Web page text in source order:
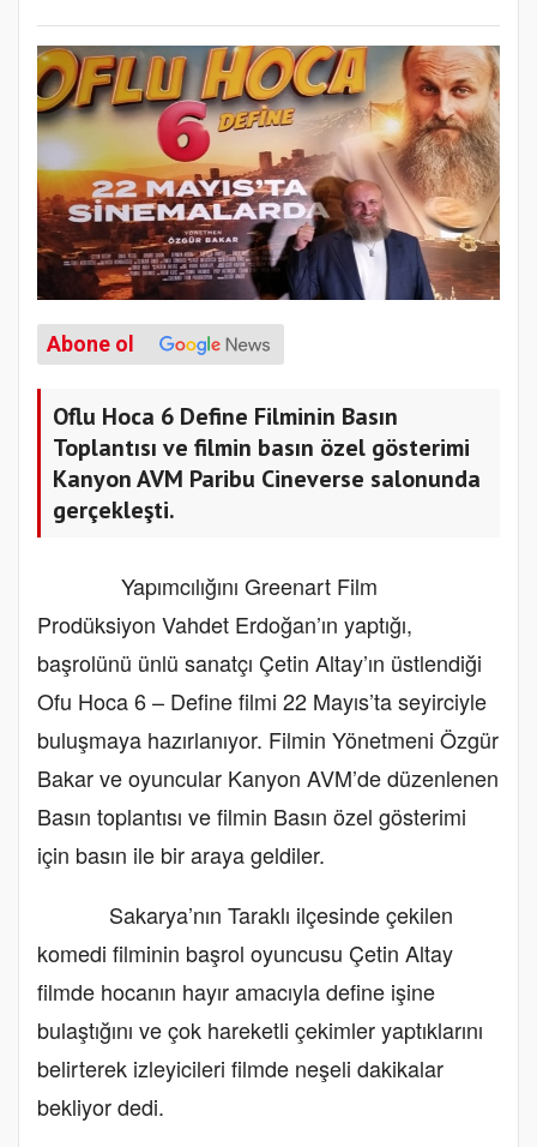
Abone ol
Oflu Hoca 6 Define Filminin Basın
Toplantısı ve filmin basın özel gösterimi
Kanyon AVM Paribu Cineverse salonunda
gerçekleşti.
Yapımcılığını Greenart Film
Prodüksiyon Vahdet Erdoğan’ın yaptığı,
başrolünü ünlü sanatçı Çetin Altay’ın üstlendiği
Ofu Hoca 6 – Define filmi 22 Mayıs’ta seyirciyle
buluşmaya hazırlanıyor. Filmin Yönetmeni Özgür
Bakar ve oyuncular Kanyon AVM’de düzenlenen
Basın toplantısı ve filmin Basın özel gösterimi
için basın ile bir araya geldiler.
Sakarya’nın Taraklı ilçesinde çekilen
komedi filminin başrol oyuncusu Çetin Altay
filmde hocanın hayır amacıyla define işine
bulaştığını ve çok hareketli çekimler yaptıklarını
belirterek izleyicileri filmde neşeli dakikalar
bekliyor dedi.